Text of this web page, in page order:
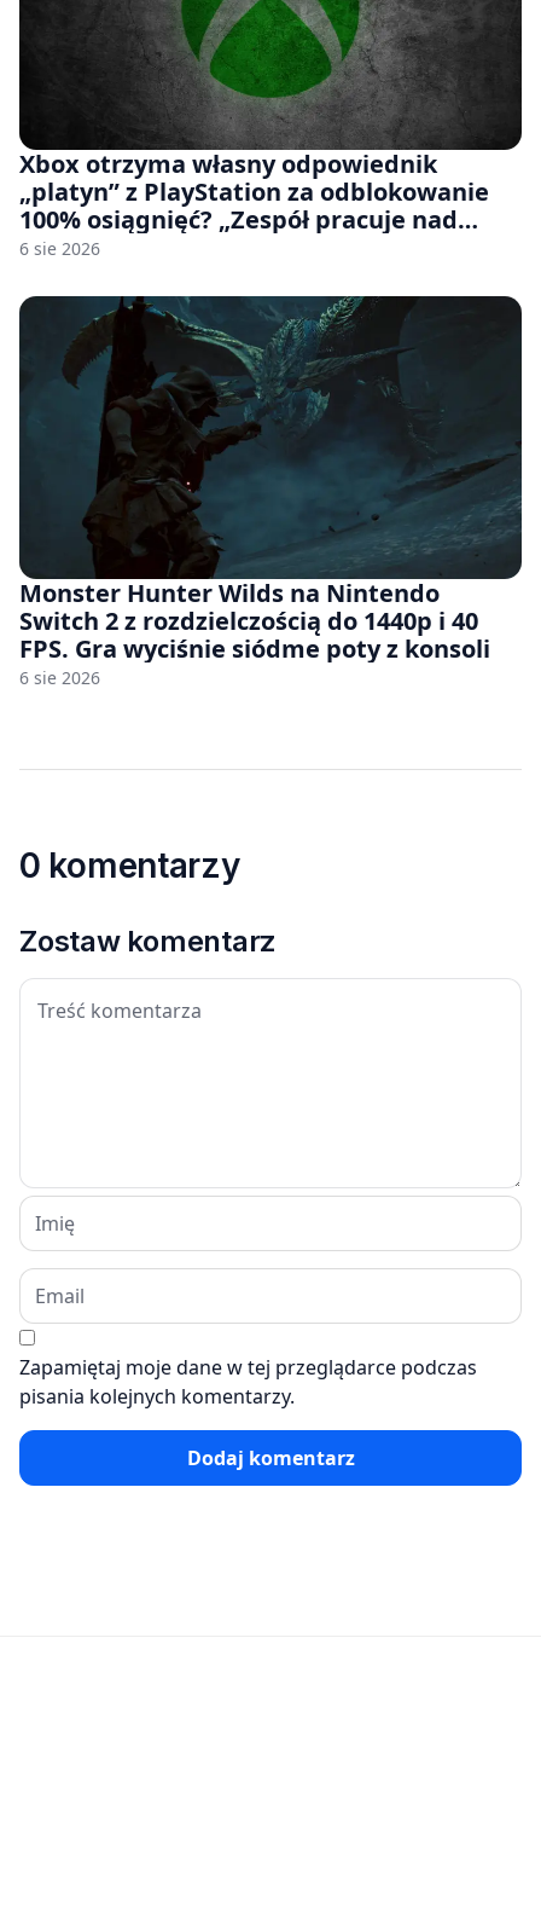
Xbox otrzyma własny odpowiednik
„platyn” z PlayStation za odblokowanie
100% osiągnięć? „Zespół pracuje nad
czymś, co ma się pojawić jeszcze w tym
6 sie 2026
Monster Hunter Wilds na Nintendo
Switch 2 z rozdzielczością do 1440p i 40
FPS. Gra wyciśnie siódme poty z konsoli
6 sie 2026
0 komentarzy
Zostaw komentarz
Zapamiętaj moje dane w tej przeglądarce podczas
pisania kolejnych komentarzy.
Dodaj komentarz